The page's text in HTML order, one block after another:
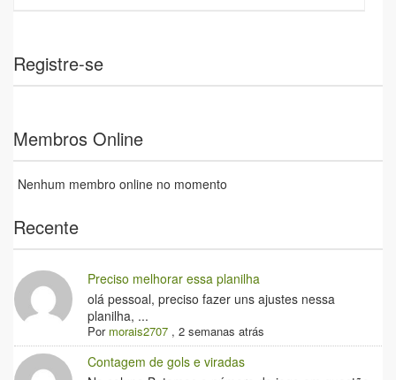
Registre-se
Membros Online
Nenhum membro online no momento
Recente
Preciso melhorar essa planilha
olá pessoal, preciso fazer uns ajustes nessa
planilha, ...
Por morais2707 ,2 semanas atrás
Contagem de gols e viradas